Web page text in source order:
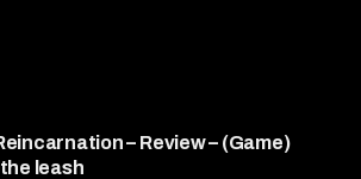
– Review – (Game)
leash